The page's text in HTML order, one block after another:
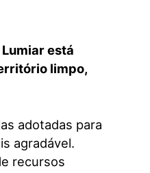
está
limpo,
adotadas para
agradável.
recursos